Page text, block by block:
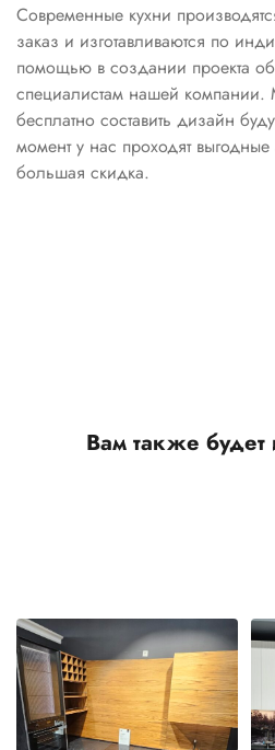
Современные кухни
заказ и изготавливаются по
помощью в создании проекта
специалистам нашей
бесплатно составить дизайн
момент у нас проходят выгодные
большая скидка.
Вам также будет